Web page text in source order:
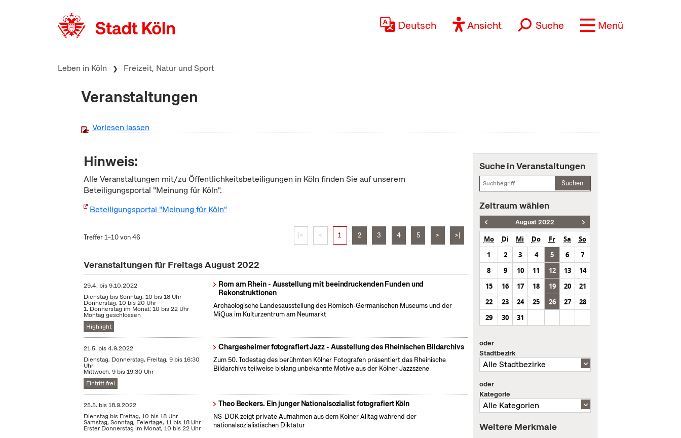
Deutsch Ansicht Suche Menü
Leben in Köln Freizeit, Natur und Sport
Veranstaltungen
Vorlesen lassen
Hinweis:
Alle Veranstaltungen mit/zu Öffentlichkeitsbeteiligungen in Köln finden Sie auf unserem
Beteiligungsportal "Meinung für Köln".
Beteiligungsportal "Meinung für Köln"
Treffer 1–10 von 46 |< < 1 2 3 4 5 > >|
Veranstaltungen für Freitags August 2022
29.4. bis9.10.2022
Dienstag bis Sonntag, 10 bis 18 Uhr
Donnerstag, 10 bis 20 Uhr
1. Donnerstag im Monat: 10 bis 22 Uhr
Montag geschlossen
Highlight
Rom am Rhein - Ausstellung mit beeindruckenden Funden und
Rekonstruktionen
Archäologische Landesausstellung des Römisch-Germanischen Museums und der
MiQua im Kulturzentrum am Neumarkt
21.5. bis4.9.2022
Dienstag, Donnerstag, Freitag, 9 bis 16:30
Uhr
Mittwoch, 9 bis 19:30 Uhr
Eintritt frei
Chargesheimer fotografiert Jazz - Ausstellung des Rheinischen Bildarchivs
Zum 50. Todestag des berühmten Kölner Fotografen präsentiert das Rheinische
Bildarchivs teilweise bislang unbekannte Motive aus der Kölner Jazzszene
25.5. bis18.9.2022
Dienstag bis Freitag, 10 bis 18 Uhr
Samstag, Sonntag, Feiertage, 11 bis 18 Uhr
Erster Donnerstag im Monat, 10 bis 22 Uhr
Theo Beckers. Ein junger Nationalsozialist fotografiert Köln
NS-DOK zeigt private Aufnahmen aus dem Kölner Alltag während der
nationalsozialistischen Diktatur
Suche in Veranstaltungen
Suchen
Zeitraum wählen
August 2022
Mo Di Mi Do Fr Sa
So
1
2 3 4 5 6
7
8
9 10 11 12 13
14
15
16 17 18 19 20
21
22
23 24 25 26 27
28
29
30 31
oder
Stadtbezirk
oder
Kategorie
Weitere Merkmale